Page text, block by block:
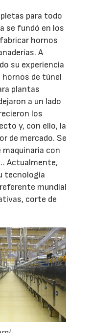
para todo
se fundó en los
hornos
A
su experiencia
de túnel
plantas
a un lado
los
y, con ello, la
de mercado. Se
con
Actualmente,
tecnología
mundial
corte de